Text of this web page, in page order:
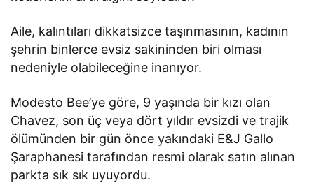
Aile, kalıntıları dikkatsizce taşınmasının, kadının
şehrin binlerce evsiz sakininden biri olması
nedeniyle olabileceğine inanıyor.
Modesto Bee’ye göre, 9 yaşında bir kızı olan
Chavez, son üç veya dört yıldır evsizdi ve trajik
ölümünden bir gün önce yakındaki E&J Gallo
Şaraphanesi tarafından resmi olarak satın alınan
parkta sık sık uyuyordu.